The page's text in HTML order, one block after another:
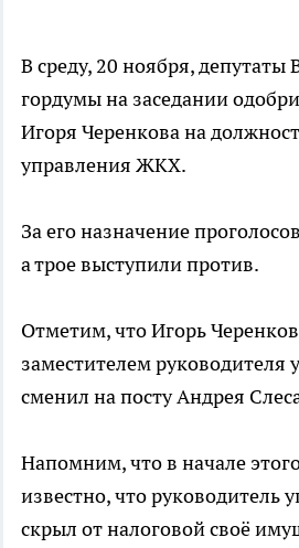
В среду, 20 ноября, депутаты
гордумы на заседании
Игоря Черенкова на
управления ЖКХ.
За его назначение
а трое выступили против.
Отметим, что Игорь
заместителем руководителя
сменил на посту Андрея
Напомним, что в начале
известно, что руководитель
скрыл от налоговой своё